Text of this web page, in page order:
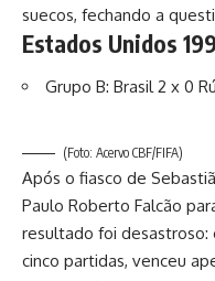
suecos, fechando a
Estados Unidos
Grupo B: Brasil 2 x 0
(Foto: Acervo CBF/FIFA)
Após o fiasco de
Paulo Roberto Falcão
resultado foi desastroso:
cinco partidas, venceu